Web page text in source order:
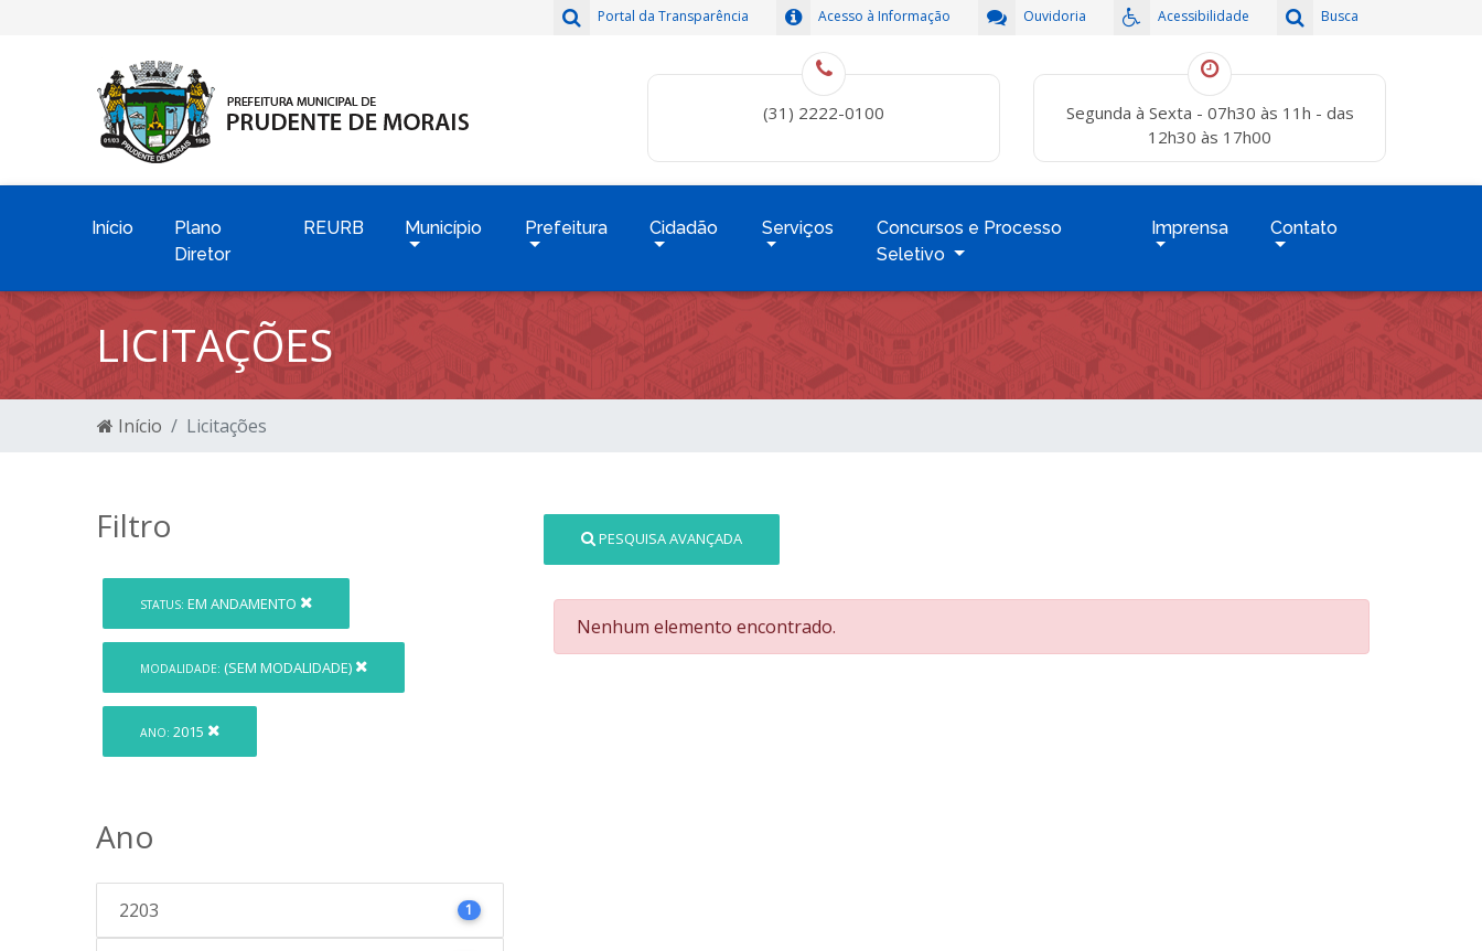
Busca
Acessibilidade
Ouvidoria
Acesso à Informação
Portal da Transparência
(31) 2222-0100
Segunda à Sexta - 07h30 às 11h - das
12h30 às 17h00
Início
Plano
Diretor
REURB Município Prefeitura Cidadão Serviços
Concursos e Processo
Seletivo
Imprensa Contato
LICITAÇÕES
Início Licitações
Filtro
STATUS: EM ANDAMENTO
MODALIDADE: (SEM MODALIDADE)
ANO: 2015
Ano
2203 1
PESQUISA AVANÇADA
Nenhum elemento encontrado.